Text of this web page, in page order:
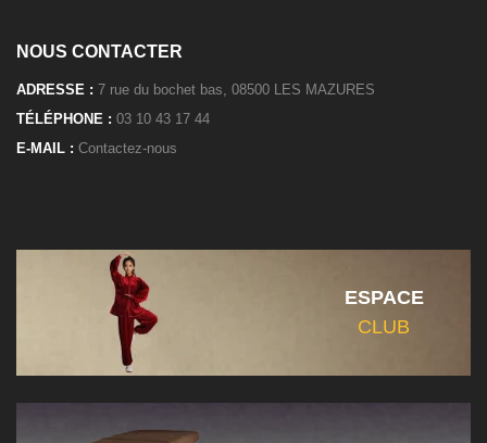
NOUS CONTACTER
ADRESSE : 7 rue du bochet bas, 08500 LES MAZURES
TÉLÉPHONE : 03 10 43 17 44
E-MAIL : Contactez-nous
ESPACE
CLUB